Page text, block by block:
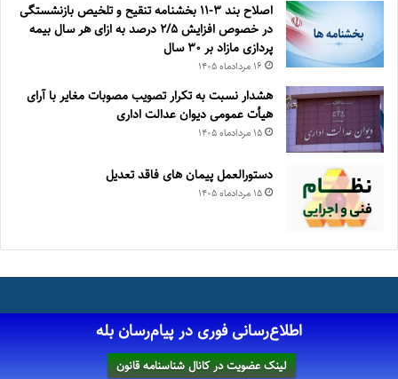
اصلاح بند ۳‏-۱۱ بخشنامه تنقیح و تلخیص بازنشستگی
در خصوص افزایش ۵‏‏‏‏‏‏‏‏‏/۲ درصد به ازای هر سال بیمه
پردازی مازاد بر ۳۰‏ سال
۱۶ مرداد‌ماه ۱۴۰۵
هشدار نسبت به تکرار تصویب مصوبات مغایر با آرای
هیأت عمومی دیوان عدالت اداری
۱۵ مرداد‌ماه ۱۴۰۵
دستورالعمل پیمان های فاقد تعدیل
۱۵ مرداد‌ماه ۱۴۰۵
اطلاع‌رسانی فوری در پیام‌رسان بله
لینک عضویت در کانال شناسنامه قانون